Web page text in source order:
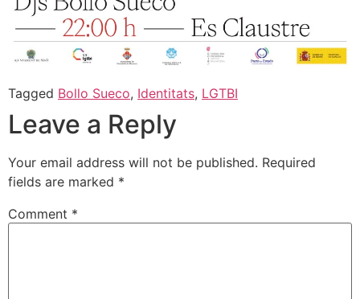
Tagged Bollo Sueco, Identitats, LGTBI
Leave a Reply
Your email address will not be published. Required
fields are marked *
Comment *